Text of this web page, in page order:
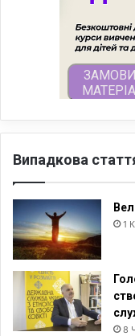
Випадкова
1
8